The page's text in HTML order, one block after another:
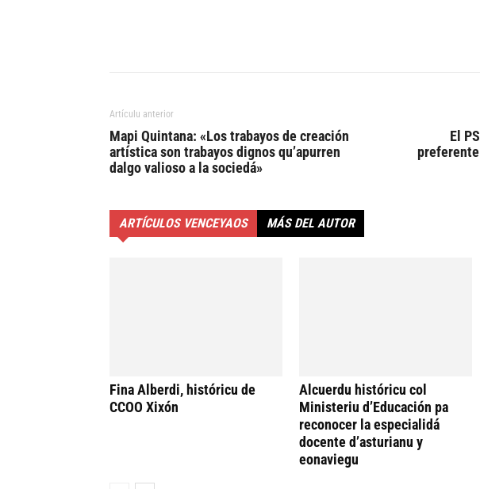
Artículu anterior
Mapi Quintana: «Los trabayos de creación
artística son trabayos dignos qu’apurren
dalgo valioso a la sociedá»
El
ARTÍCULOS VENCEYAOS MÁS DEL AUTOR
Fina Alberdi, históricu de
CCOO Xixón
Alcuerdu históricu col
Ministeriu d’Educación pa
reconocer la especialidá
docente d’asturianu y
eonaviegu